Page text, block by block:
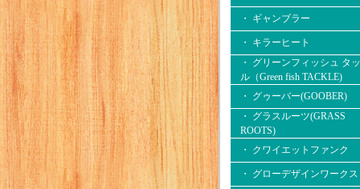
・ ギャンブラー
・ キラーヒート
・ グリーンフィッシュ タ
ル（Green fish TACKLE)
・ グゥーバー(GOOBER)
・ グラスルーツ(GRASS
ROOTS)
・ クワイエットファンク
・ グローデザインワークス